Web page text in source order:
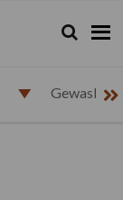
Zoeken...
Zoek